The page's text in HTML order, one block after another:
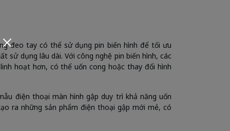
đeo tay có thể sử dụng pin biến hình để tối ưu
sử dụng lâu dài. Với công nghệ pin biến hình, các
hoạt hơn, có thể uốn cong hoặc thay đổi hình
điện thoại màn hình gập duy trì khả năng uốn
ra những sản phẩm điện thoại gập mới mẻ, có